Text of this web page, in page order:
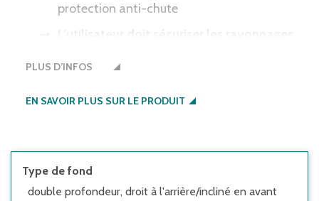
protection anti-chute
L’utilisateur doit sécuriser les rayonnages
basculement :
• si la hauteur de la tablette supérieure par
• si le rayonnage est équipé de portes à deux
battants dont le rapport hauteur/profondeur
est supérieur à 4:1
PLUS D’INFOS
EN SAVOIR PLUS SUR LE PRODUIT
Type de fond
double profondeur, droit à l'arrière/incliné en avant